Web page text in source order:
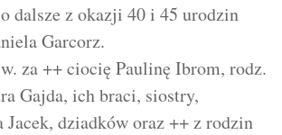
dalsze z okazji 40 i 45 urodzin
Garcorz.
za ++ ciocię Paulinę Ibrom, rodz.
Gajda, ich braci, siostry,
dziadków oraz ++ z rodzin